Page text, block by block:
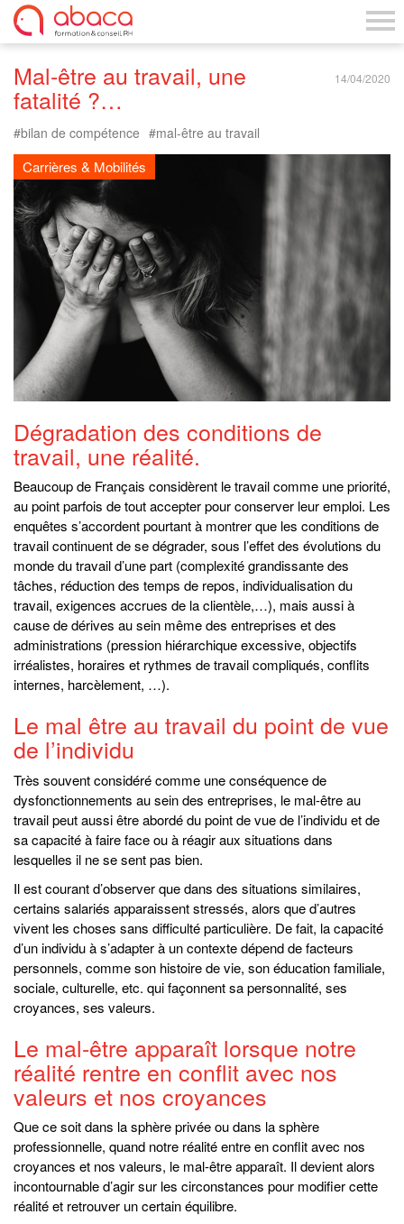
14/04/2020
Mal-être au travail, une
fatalité ?…
bilan de compétence mal-être au travail
Carrières & Mobilités
Dégradation des conditions de
travail, une réalité.
Beaucoup de Français considèrent le travail comme une priorité,
au point parfois de tout accepter pour conserver leur emploi. Les
enquêtes s’accordent pourtant à montrer que les conditions de
travail continuent de se dégrader, sous l’effet des évolutions du
monde du travail d’une part (complexité grandissante des
tâches, réduction des temps de repos, individualisation du
travail, exigences accrues de la clientèle,…), mais aussi à
cause de dérives au sein même des entreprises et des
administrations (pression hiérarchique excessive, objectifs
irréalistes, horaires et rythmes de travail compliqués, conflits
internes, harcèlement, …).
Le mal être au travail du point de vue
de l’individu
Très souvent considéré comme une conséquence de
dysfonctionnements au sein des entreprises, le mal-être au
travail peut aussi être abordé du point de vue de l’individu et de
sa capacité à faire face ou à réagir aux situations dans
lesquelles il ne se sent pas bien.
Il est courant d’observer que dans des situations similaires,
certains salariés apparaissent stressés, alors que d’autres
vivent les choses sans difficulté particulière. De fait, la capacité
d’un individu à s’adapter à un contexte dépend de facteurs
personnels, comme son histoire de vie, son éducation familiale,
sociale, culturelle, etc. qui façonnent sa personnalité, ses
croyances, ses valeurs.
Le mal-être apparaît lorsque notre
réalité rentre en conflit avec nos
valeurs et nos croyances
Que ce soit dans la sphère privée ou dans la sphère
professionnelle, quand notre réalité entre en conflit avec nos
croyances et nos valeurs, le mal-être apparaît. Il devient alors
incontournable d’agir sur les circonstances pour modifier cette
réalité et retrouver un certain équilibre.